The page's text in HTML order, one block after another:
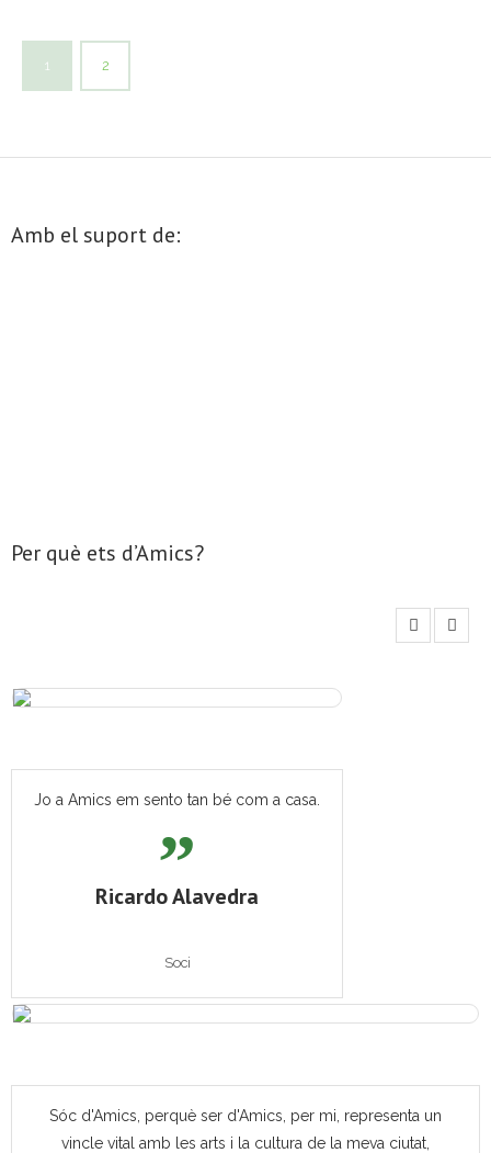
1 2
Amb el suport de:
Per què ets d’Amics?
Jo a Amics em sento tan bé com a casa.
Ricardo Alavedra
Soci
Sóc d'Amics, perquè ser d'Amics, per mi, representa un
vincle vital amb les arts i la cultura de la meva ciutat,